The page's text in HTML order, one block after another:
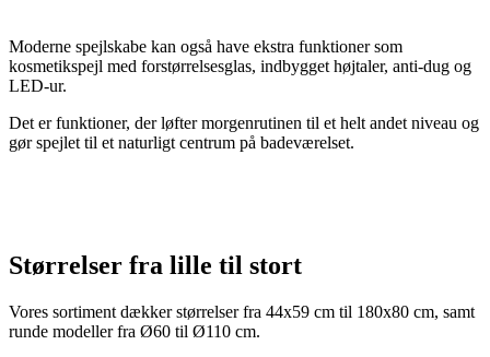
Moderne spejlskabe kan også have ekstra funktioner som
kosmetikspejl med forstørrelsesglas, indbygget højtaler, anti-dug og
LED-ur.
Det er funktioner, der løfter morgenrutinen til et helt andet niveau og
gør spejlet til et naturligt centrum på badeværelset.
Størrelser fra lille til stort
Vores sortiment dækker størrelser fra 44x59 cm til 180x80 cm, samt
runde modeller fra Ø60 til Ø110 cm.